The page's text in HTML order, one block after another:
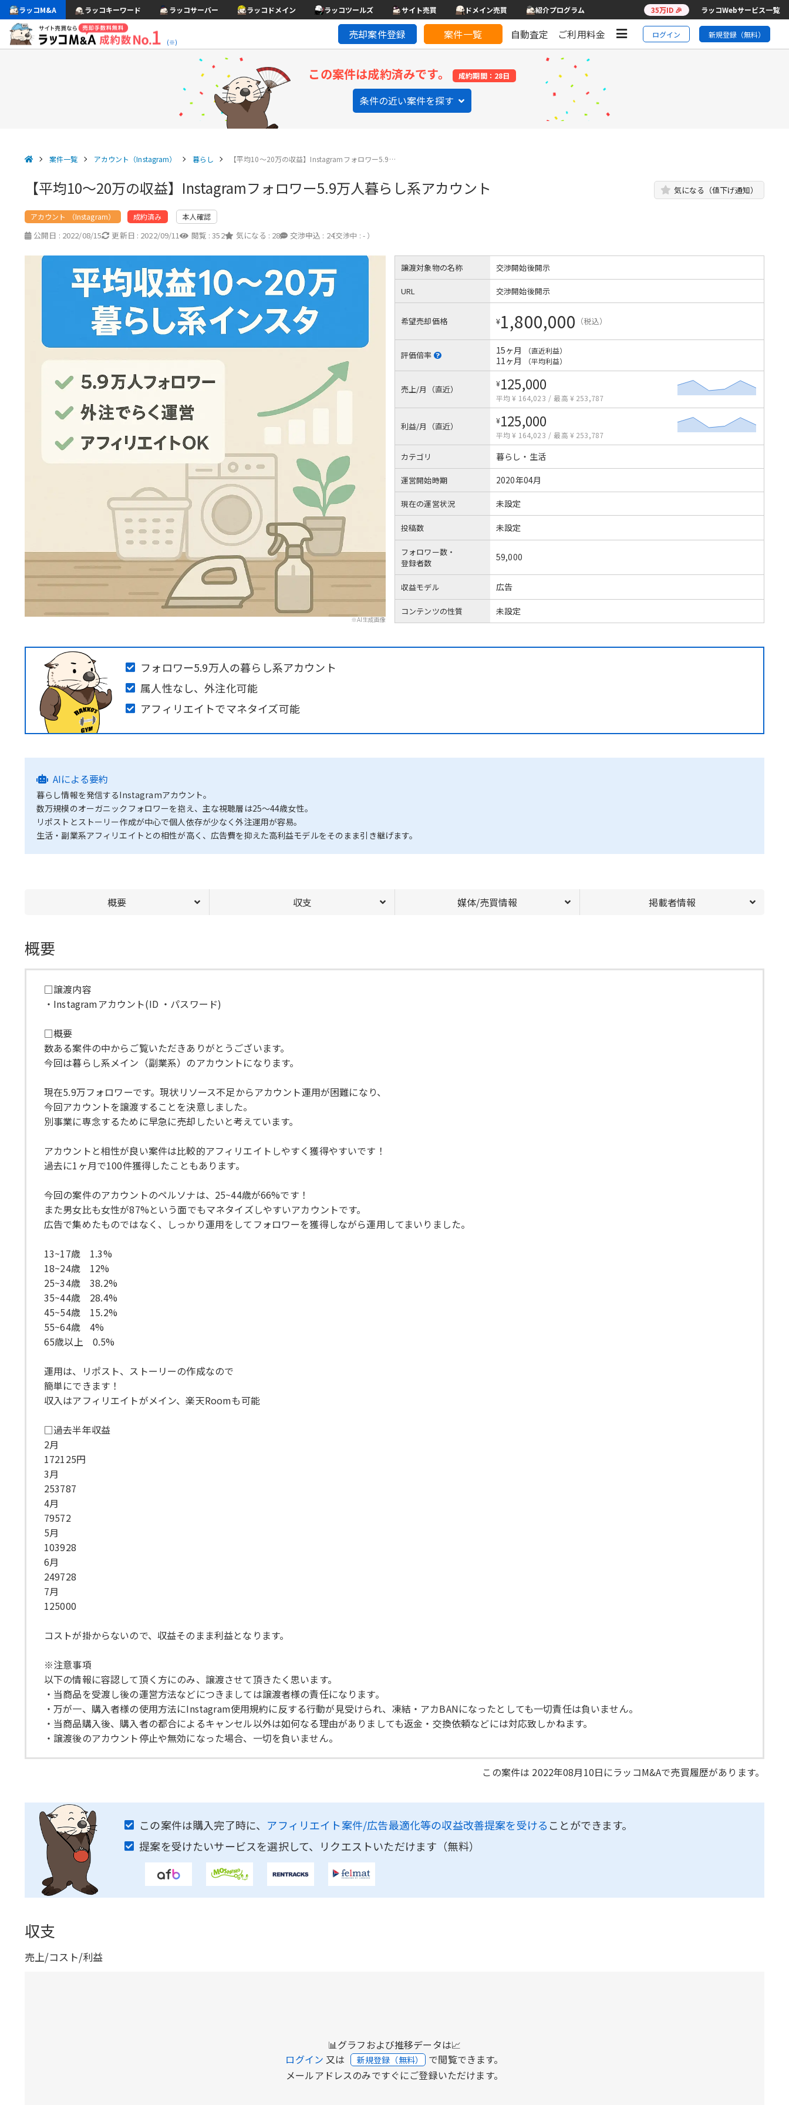
ラッコM&A ラッコキーワード ラッコサーバー ラッコドメイン ラッコツールズ サイト売買 ドメイン売買 紹介プログラム 35万ID 🎉 ラッコWebサービス一覧
(※)
売却案件登録 案件一覧 自動査定 ご利用料金 ログイン 新規登録（無料）
この案件は成約済みです。 成約期間：28日
条件の近い案件を探す
案件一覧 アカウント（Instagram） 暮らし 【平均10～20万の収益】Instagramフォロワー5.9…
【平均10～20万の収益】Instagramフォロワー5.9万人暮らし系アカウント 気になる（値下げ通知）
アカウント （Instagram） 成約済み 本人確認
公開日 : 2022/08/15 更新日 : 2022/09/11 閲覧 :352 気になる : 28 交渉申込 : 24
（交渉中 : - ）
※AI生成画像
譲渡対象物の名称 交渉開始後開示
URL 交渉開始後開示
希望売却価格 ¥1,800,000 （税込）
評価倍率 15ヶ月 （直近利益）
11ヶ月 （平均利益）
売上/月（直近）
¥125,000
平均 ¥ 164,023 / 最高 ¥ 253,787
利益/月（直近）
¥125,000
平均 ¥ 164,023 / 最高 ¥ 253,787
カテゴリ 暮らし・生活
運営開始時期 2020年04月
現在の運営状況 未設定
投稿数 未設定
フォロワー数・
登録者数
59,000
収益モデル 広告
コンテンツの性質 未設定
フォロワー5.9万人の暮らし系アカウント
属人性なし、外注化可能
アフィリエイトでマネタイズ可能
AIによる要約
暮らし情報を発信するInstagramアカウント。
数万規模のオーガニックフォロワーを抱え、主な視聴層は25〜44歳女性。
リポストとストーリー作成が中心で個人依存が少なく外注運用が容易。
生活・副業系アフィリエイトとの相性が高く、広告費を抑えた高利益モデルをそのまま引き継げます。
概要 収支 媒体/売買情報 掲載者情報
概要
□譲渡内容
・Instagramアカウント(ID ・パスワード)
□概要
数ある案件の中からご覧いただきありがとうございます。
今回は暮らし系メイン（副業系）のアカウントになります。
現在5.9万フォロワーです。現状リソース不足からアカウント運用が困難になり、
今回アカウントを譲渡することを決意しました。
別事業に専念するために早急に売却したいと考えています。
アカウントと相性が良い案件は比較的アフィリエイトしやすく獲得やすいです！
過去に1ヶ月で100件獲得したこともあります。
今回の案件のアカウントのペルソナは、25~44歳が66%です！
また男女比も女性が87%という面でもマネタイズしやすいアカウントです。
広告で集めたものではなく、しっかり運用をしてフォロワーを獲得しながら運用してまいりました。
13~17歳 1.3%
18~24歳 12%
25~34歳 38.2%
35~44歳 28.4%
45~54歳 15.2%
55~64歳 4%
65歳以上 0.5%
運用は、リポスト、ストーリーの作成なので
簡単にできます！
収入はアフィリエイトがメイン、楽天Roomも可能
□過去半年収益
2月
172125円
3月
253787
4月
79572
5月
103928
6月
249728
7月
125000
コストが掛からないので、収益そのまま利益となります。
※注意事項
以下の情報に容認して頂く方にのみ、譲渡させて頂きたく思います。
・当商品を受渡し後の運営方法などにつきましては譲渡者様の責任になります。
・万が一、購入者様の使用方法にInstagram使用規約に反する行動が見受けられ、凍結・アカBANになったとしても一切責任は負いません。
・当商品購入後、購入者の都合によるキャンセル以外は如何なる理由がありましても返金・交換依頼などには対応致しかねます。
・譲渡後のアカウント停止や無効になった場合、一切を負いません。
この案件は 2022年08月10日にラッコM&Aで売買履歴があります。
この案件は購入完了時に、 アフィリエイト案件/広告最適化等の収益改善提案を受ける ことができます。
提案を受けたいサービスを選択して、リクエストいただけます（無料）
収支
売上/コスト/利益
📊グラフおよび推移データは📈
ログイン 又は 新規登録（無料） で閲覧できます。
メールアドレスのみですぐにご登録いただけます。